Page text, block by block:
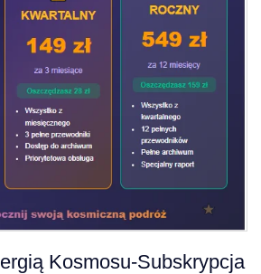
Kosmosu-Subskrypcja